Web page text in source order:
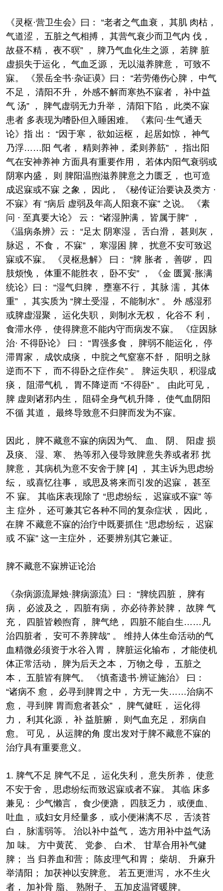
《灵枢·营卫生会》曰： “老者之气血衰， 其肌 肉枯，
气道涩， 五脏之气相搏， 其营气衰少而卫气内 伐，
故昼不精， 夜不暝” ， 脾乃气血化生之源， 若脾 脏
虚损失于运化， 气血乏源， 无以滋养脾意， 可致不
寐。 《景岳全书·杂证谟》曰： “若劳倦伤心脾， 中气
不足， 清阳不升， 外感不解而寒热不寐者， 补中益
气 汤” ， 脾气虚弱无力升举， 清阳下陷， 此类不寐
患者 多表现为嗜卧但入睡困难。 《素问·生气通天
论》指 出： “因于寒， 欲如运枢， 起居如惊， 神气
乃浮……阳 气者， 精则养神， 柔则养筋” ， 指出阳
气在安神养神 方面具有重要作用， 若体内阳气衰弱或
阴寒内盛， 则 脾阳温煦滋养脾意之力匮乏， 也可造
成迟寐或不寐 之象， 因此， 《秘传证治要诀及类方 ·
不寐》有 “病后 虚弱及年高人阳衰不寐” 之说。 《素
问 · 至真要大论》 云： “诸湿肿满， 皆属于脾” ，
《温病条辨》云： “足太 阴寒湿， 舌白滑， 甚则灰，
脉迟， 不食， 不寐” ， 寒湿困 脾， 扰意不安可致迟
寐或不寐。 《灵枢悬解》 曰： “脾 胀者， 善哕， 四
肢烦悗， 体重不能胜衣， 卧不安” ， 《金 匮翼·胀满
统论》曰： “湿气归脾， 壅塞不行， 其脉 濡， 其体
重” ， 其实质为 “脾土受湿， 不能制水” 。 外 感湿邪
或脾虚湿聚， 运化失职， 则制水无权， 化谷不 利，
食滞水停， 使得脾意不能内守而病发不寐。 《症因脉
治· 不得卧论》 曰： “胃强多食， 脾弱不能运化， 停
滞胃家， 成饮成痰， 中脘之气窒塞不舒， 阳明之脉
逆而不下， 而不得卧之症作矣” 。 脾运失职， 积湿成
痰， 阻滞气机， 胃不降逆而 “不得卧” 。 由此可见，
脾 虚则诸邪内生， 阻碍全身气机升降， 使气血阴阳
不循 其道， 最终导致意不归脾而发为不寐。
因此， 脾不藏意不寐的病因为气、 血、 阴、 阳虚 损
及痰、 湿、寒、 热等邪入侵导致脾意失养或者邪 扰
脾意， 其病机为意不安舍于脾 [4] ， 其主诉为思虑纷
纭， 或喜忆往事， 或思及将来而引发的迟寐， 甚至
不 寐。 其临床表现除了 “思虑纷纭， 迟寐或不寐” 等
主 症外， 还可兼其它各种不同的复杂症状， 因此，
在脾 不藏意不寐的治疗中既要抓住 “思虑纷纭， 迟寐
或 不寐” 这一主症外， 还要辨别其它兼证。
脾不藏意不寐辨证论治
《杂病源流犀烛·脾病源流》曰： “脾统四脏， 脾有
病， 必波及之， 四脏有病， 亦必待养於脾， 故脾 气
充， 四脏皆赖煦育， 脾气绝， 四脏不能自生……凡
治四脏者， 安可不养脾哉” 。 维持人体生命活动的气
血精微必须资于水谷入胃， 脾脏运化输布， 才能使机
体正常活动， 脾为后天之本， 万物之母， 五脏之
本， 五脏皆有脾气。 《慎斋遗书·辨证施治》 曰：
“诸病不 愈， 必寻到脾胃之中， 方无一失……治病不
愈， 寻到脾 胃而愈者甚众” ， 脾气健旺， 运化得
力， 利其化源， 补 益脏腑， 则气血充足， 邪病自
愈。 可见， 从运脾的角 度出发对于脾不藏意不寐的
治疗具有重要意义。
1. 脾气不足 脾气不足， 运化失利， 意失所养， 使意
不安于舍， 思虑纷纭而致迟寐或者不寐。 其临 床多
兼见： 少气懒言， 食少便溏， 四肢乏力， 或便血、
吐血， 或妇女月经量多， 或小便淋漓不尽， 舌淡苔
白， 脉濡弱等。 治以补中益气， 选方用补中益气汤
加 味。 方中黄芪、 党参、 白术、 甘草合用补气健
脾； 当 归养血和营； 陈皮理气和胃； 柴胡、 升麻升
举清阳； 加茯神以安脾意。 若五更泄泻， 水不生火
者， 加补骨 脂、 熟附子、 五加皮温肾暖脾。